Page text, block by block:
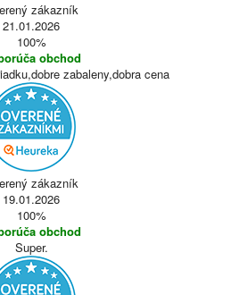
zákazník
21.01.2026
100%
obchod
zabaleny,dobra cena
zákazník
19.01.2026
100%
obchod
Super.